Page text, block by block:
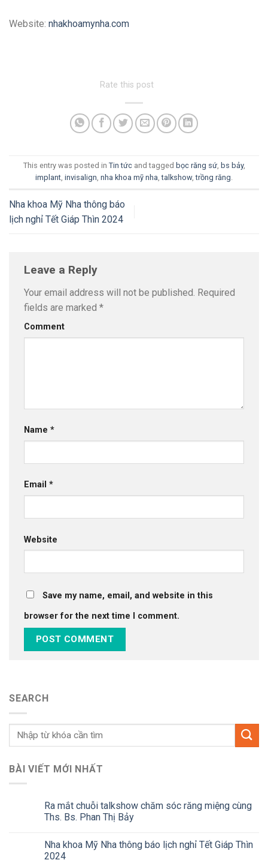
Website: nhakhoamynha.com
Rate this post
This entry was posted in Tin tứcand tagged bọc răng sứ, bs bảy,
implant, invisalign, nha khoa mỹ nha,talkshow,trồng răng.
Nha khoa Mỹ Nha thông báo
lịch nghỉ Tết Giáp Thìn 2024
Leave a Reply
Your email address will not be published. Required
fields are marked *
Comment
Name *
Email *
Website
Save my name, email, and website in this
browser for the next time I comment.
SEARCH
BÀI VIẾT MỚI NHẤT
Ra mắt chuỗi talkshow chăm sóc răng miệng cùng
Ths. Bs. Phan Thị Bảy
Nha khoa Mỹ Nha thông báo lịch nghỉ Tết Giáp Thìn
2024